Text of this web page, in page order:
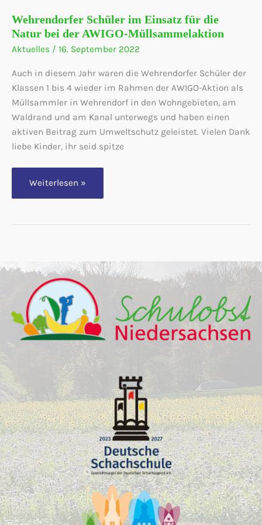
Wehrendorfer Schüler im Einsatz für die
Natur bei der AWIGO-Müllsammelaktion
Aktuelles / 16. September 2022
Auch in diesem Jahr waren die Wehrendorfer Schüler der
Klassen 1 bis 4 wieder im Rahmen der AWIGO-Aktion als
Müllsammler in Wehrendorf in den Wohngebieten, am
Waldrand und am Kanal unterwegs und haben einen
aktiven Beitrag zum Umweltschutz geleistet. Vielen Dank
liebe Kinder, ihr seid spitze
Wehrendorfer
im
die
Müllsammelaktion
Weiterlesen »